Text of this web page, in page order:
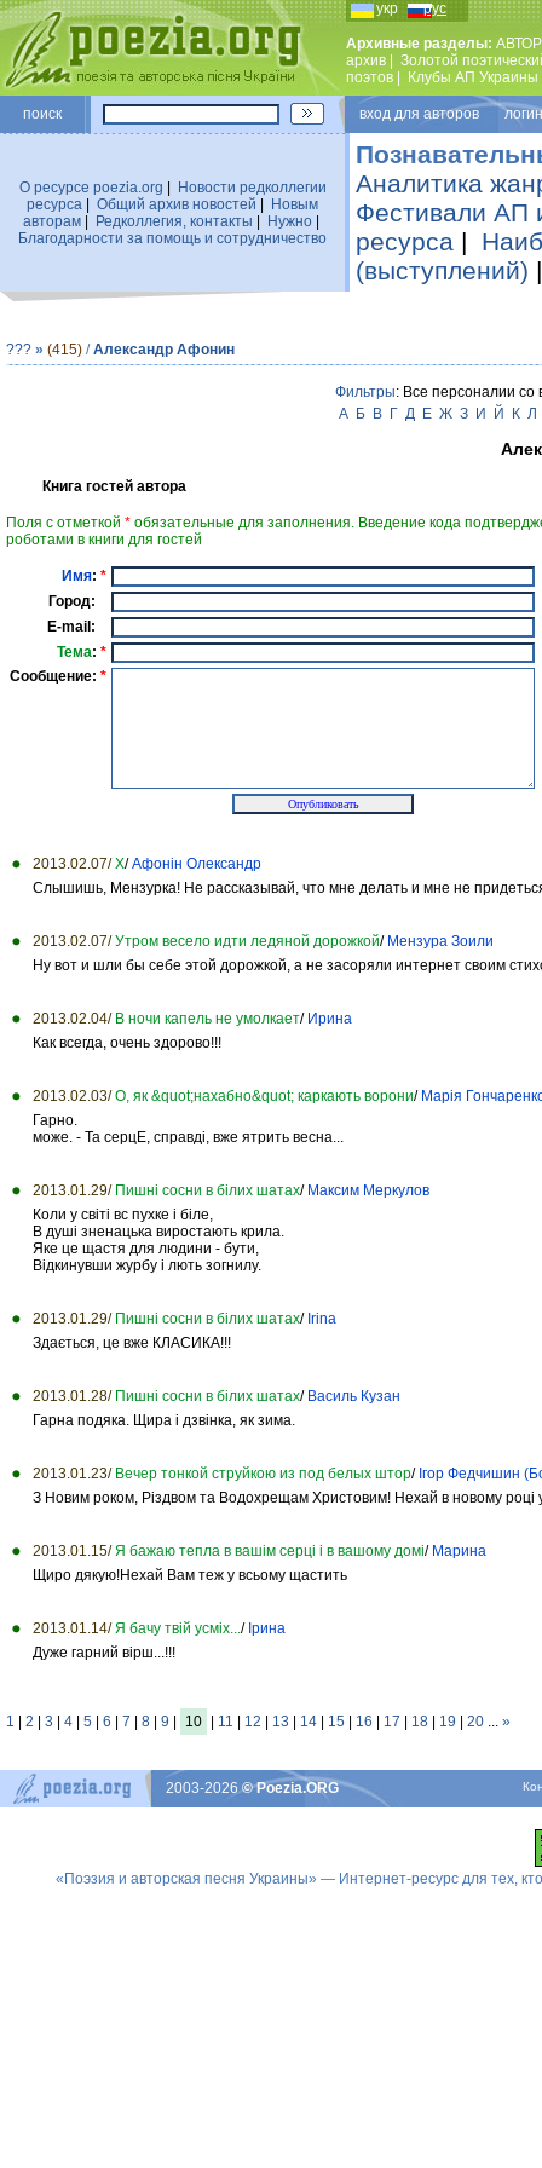
укр рус
Архивные разделы:
архив
Золотой
поэтов
Клубы АП Украины
поиск вход для авторов
О ресурсе poezia.org
Новости редколлегии
ресурса
Общий архив новостей
Новым
авторам| Редколлегия, контакты Нужно|
Благодарности за помощь и сотрудничество
Аналитика
Фестивали АП
ресурса |
(выступлений)
??? » (415) /Александр Афонин
Фильтры: Все персоналии со
А
Б В Г Д Е Ж З И Й К Л
Книга гостей автора
Поля с отметкой * обязательные для заполнения. Введение кода
роботами в книги для гостей
Имя: *
Город:
E-mail:
Тема: *
Сообщение: *
2013.02.07/ Х/Афонін Олександр
Слышишь, Мензурка! Не рассказывай, что мне делать и мне не
2013.02.07/ Утром весело идти ледяной дорожкой/ Мензура Зоили
Ну вот и шли бы себе этой дорожкой, а не засоряли интернет своим
2013.02.04/ В ночи капель не умолкает/ Ирина
Как всегда, очень здорово!!!
2013.02.03/ О, як &quot;нахабно&quot; каркають ворони/ Марія
Гарно.
може. - Та серцЕ, справді, вже ятрить весна...
2013.01.29/ Пишні сосни в білих шатах/ Максим Меркулов
Коли у світі вс пухке і біле,
В душі зненацька виростають крила.
Яке це щастя для людини - бути,
Відкинувши журбу і лють зогнилу.
2013.01.29/ Пишні сосни в білих шатах/ Irina
Здається, це вже КЛАСИКА!!!
2013.01.28/ Пишні сосни в білих шатах/ Василь Кузан
Гарна подяка. Щира і дзвінка, як зима.
2013.01.23/ Вечер тонкой струйкою из под белых штор/ Ігор Федчишин
З Новим роком, Різдвом та Водохрещам Христовим! Нехай в новому році
2013.01.15/ Я бажаю тепла в вашім серці і в вашому домі/ Марина
Щиро дякую!Нехай Вам теж у всьому щастить
2013.01.14/ Я бачу твій усміх.../ Ірина
Дуже гарний вірш...!!!
1 2 3 4 5 6 7 8 9 10 11 12 13 14 15 16 17 18 19 20 ... »
2003-2026© Poezia.ORG
«Поэзия и авторская песня Украины» — Интернет-ресурс для тех,